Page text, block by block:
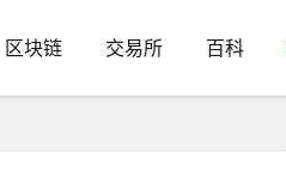
区块链 交易所 百科